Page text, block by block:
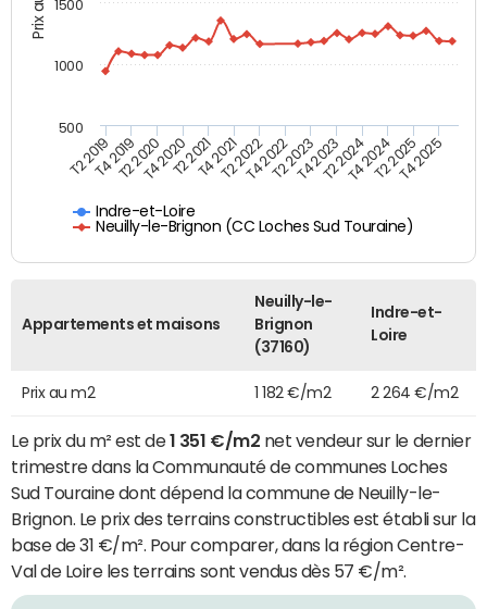
Indre-et-Loire
Neuilly-le-Brignon (CC Loches Sud Touraine)
T2 2019T4 2019T2 2020T4 2020T2 2021T4 2021T2 2022T4 2022T2 2023T4 2023T2 2024T4 2024T2 2025T4 2025
500
1000
1500
Appartements et maisons
Neuilly-le-
Brignon
(37160)
Indre-et-
Loire
Prix au m2 1 182 €/m2 2 264 €/m2
Le prix du m² est de1 351 €/m2 net vendeur sur le dernier
trimestre dans la Communauté de communes Loches
Sud Touraine dont dépend la commune de Neuilly-le-
Brignon. Le prix des terrains constructibles est établi sur la
base de 31 €/m². Pour comparer, dans la région Centre-
Val de Loire les terrains sont vendus dès 57 €/m².